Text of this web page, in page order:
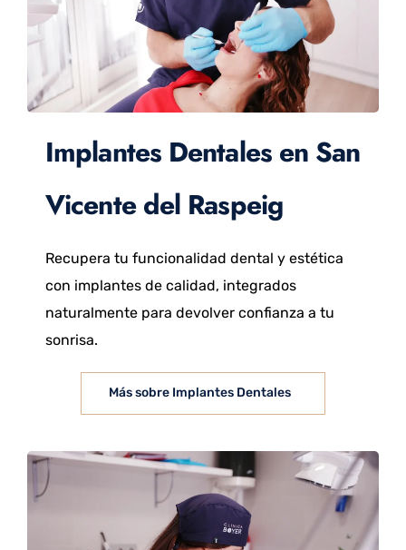
Implantes Dentales en San
Vicente del Raspeig
Recupera tu funcionalidad dental y estética
con implantes de calidad, integrados
naturalmente para devolver confianza a tu
sonrisa.
Más sobre Implantes Dentales